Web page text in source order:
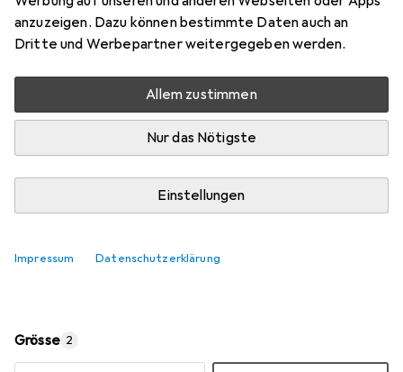
anzuzeigen. Dazu können bestimmte Daten auch an
Dritte und Werbepartner weitergegeben werden.
Allem zustimmen
Nur das Nötigste
Einstellungen
Impressum Datenschutzerklärung
4 Mehr von Dicota
Zwischen Mo, 10.8. und Mi, 12.8. geliefert
Nur 1 Stück an Lager beim Lieferanten
Lieferort angeben für genaue Lieferzeit
In den Warenkorb
Grösse 2